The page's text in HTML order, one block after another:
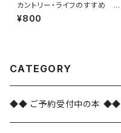
カントリー・ライフのすすめ
新・田舎ぐらし（いるかブック）
¥800
CATEGORY
◆◆ ご予約受付中の本 ◆◆